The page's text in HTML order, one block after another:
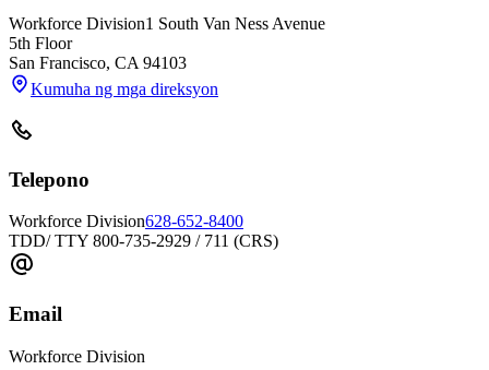
Workforce Division1 South Van Ness Avenue
5th Floor
San Francisco, CA 94103
Kumuha ng mga direksyon
Telepono
Workforce Division628-652-8400
TDD/ TTY 800-735-2929 / 711 (CRS)
Email
Workforce Division